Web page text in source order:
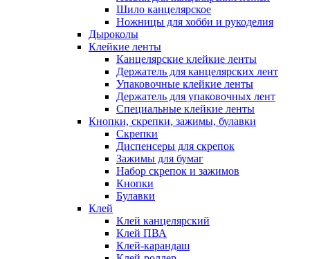
Шило канцелярское
Ножницы для хобби и рукоделия
Дыроколы
Клейкие ленты
Канцелярские клейкие ленты
Держатель для канцелярских лент
Упаковочные клейкие ленты
Держатель для упаковочных лент
Специальные клейкие ленты
Кнопки, скрепки, зажимы, булавки
Скрепки
Диспенсеры для скрепок
Зажимы для бумаг
Набор скрепок и зажимов
Кнопки
Булавки
Клей
Клей канцелярский
Клей ПВА
Клей-карандаш